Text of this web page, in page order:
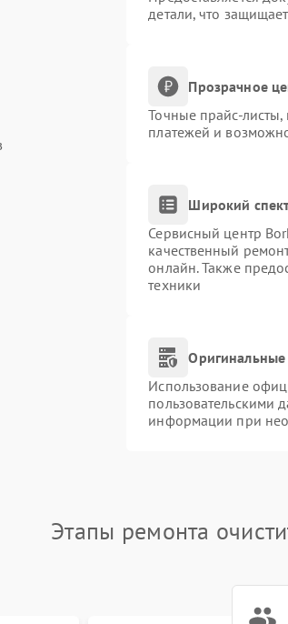
детали, что
Прозрачное
Точные прайс-листы,
платежей и
Широкий
Сервисный центр
качественный
онлайн. Также
техники
Использование
пользовательскими
информации при
Этапы ремонта